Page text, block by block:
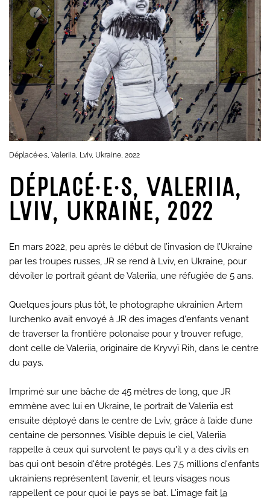
Déplacé·e·s, Valeriia, Lviv, Ukraine, 2022
Déplacé·e·s, Valeriia,
Lviv, Ukraine, 2022
En mars 2022, peu après le début de l’invasion de l’Ukraine
par les troupes russes, JR se rend à Lviv, en Ukraine, pour
dévoiler le portrait géant de Valeriia, une réfugiée de 5 ans.
Quelques jours plus tôt, le photographe ukrainien Artem
Iurchenko avait envoyé à JR des images d'enfants venant
de traverser la frontière polonaise pour y trouver refuge,
dont celle de Valeriia, originaire de Kryvyï Rih, dans le centre
du pays.
Imprimé sur une bâche de 45 mètres de long, que JR
emmène avec lui en Ukraine, le portrait de Valeriia est
ensuite déployé dans le centre de Lviv, grâce à l’aide d’une
centaine de personnes. Visible depuis le ciel, Valeriia
rappelle à ceux qui survolent le pays qu'il y a des civils en
bas qui ont besoin d'être protégés. Les 7,5 millions d'enfants
ukrainiens représentent l’avenir, et leurs visages nous
rappellent ce pour quoi le pays se bat. L’image fait la